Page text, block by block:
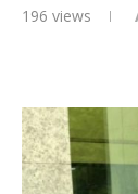
196 views